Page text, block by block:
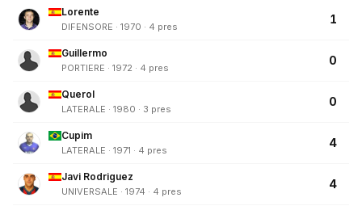
Lorente
DIFENSORE · 1970 · 4 pres
1
Guillermo
PORTIERE · 1972 · 4 pres
0
Querol
LATERALE · 1980 · 3 pres
0
Cupim
LATERALE · 1971 · 4 pres
4
Javi Rodriguez
UNIVERSALE · 1974 · 4 pres
4